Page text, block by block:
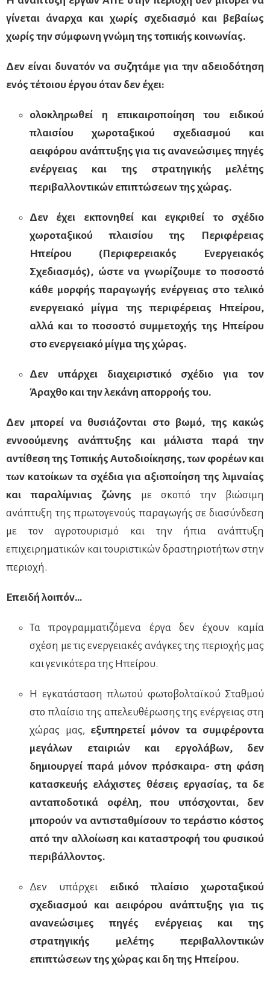
γίνεται άναρχα και χωρίς σχεδιασμό και βεβαίως
χωρίς την σύμφωνη γνώμη της τοπικής κοινωνίας.
Δεν είναι δυνατόν να συζητάμε για την αδειοδότηση
ενός τέτοιου έργου όταν δεν έχει:
ολοκληρωθεί η επικαιροποίηση του ειδικού
πλαισίου χωροταξικού σχεδιασμού και
αειφόρου ανάπτυξης για τις ανανεώσιμες πηγές
ενέργειας και της στρατηγικής μελέτης
περιβαλλοντικών επιπτώσεων της χώρας.
Δεν έχει εκπονηθεί και εγκριθεί το σχέδιο
χωροταξικού πλαισίου της Περιφέρειας
Ηπείρου (Περιφερειακός Ενεργειακός
Σχεδιασμός), ώστε να γνωρίζουμε το ποσοστό
κάθε μορφής παραγωγής ενέργειας στο τελικό
ενεργειακό μίγμα της περιφέρειας Ηπείρου,
αλλά και το ποσοστό συμμετοχής της Ηπείρου
στο ενεργειακό μίγμα της χώρας.
Δεν υπάρχει διαχειριστικό σχέδιο για τον
Άραχθο και την λεκάνη απορροής του.
Δεν μπορεί να θυσιάζονται στο βωμό, της κακώς
εννοούμενης ανάπτυξης και μάλιστα παρά την
αντίθεση της Τοπικής Αυτοδιοίκησης, των φορέων και
των κατοίκων τα σχέδια για αξιοποίηση της λιμναίας
και παραλίμνιας ζώνης με σκοπό την βιώσιμη
ανάπτυξη της πρωτογενούς παραγωγής σε διασύνδεση
με τον αγροτουρισμό και την ήπια ανάπτυξη
επιχειρηματικών και τουριστικών δραστηριοτήτων στην
περιοχή.
Επειδή λοιπόν…
Τα προγραμματιζόμενα έργα δεν έχουν καμία
σχέση με τις ενεργειακές ανάγκες της περιοχής μας
και γενικότερα της Ηπείρου.
Η εγκατάσταση πλωτού φωτοβολταϊκού Σταθμού
στο πλαίσιο της απελευθέρωσης της ενέργειας στη
χώρας μας, εξυπηρετεί μόνον τα συμφέροντα
μεγάλων εταιριών και εργολάβων, δεν
δημιουργεί παρά μόνον πρόσκαιρα- στη φάση
κατασκευής ελάχιστες θέσεις εργασίας, τα δε
ανταποδοτικά οφέλη, που υπόσχονται, δεν
μπορούν να αντισταθμίσουν το τεράστιο κόστος
από την αλλοίωση και καταστροφή του φυσικού
περιβάλλοντος.
Δεν υπάρχει ειδικό πλαίσιο χωροταξικού
σχεδιασμού και αειφόρου ανάπτυξης για τις
ανανεώσιμες πηγές ενέργειας και της
στρατηγικής μελέτης περιβαλλοντικών
επιπτώσεων της χώρας και δη της Ηπείρου.